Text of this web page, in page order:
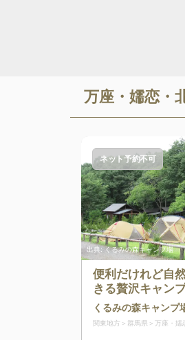
万座・嬬恋・
出典: くるみの森キャンプ場
ネット予約不可
便利だけれど自
きる贅沢キャン
くるみの森キャンプ
関東地方 群馬県 万座・嬬